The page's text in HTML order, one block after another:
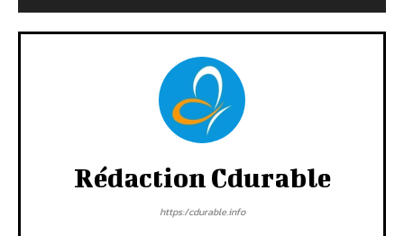
Rédaction Cdurable
https:/cdurable.info